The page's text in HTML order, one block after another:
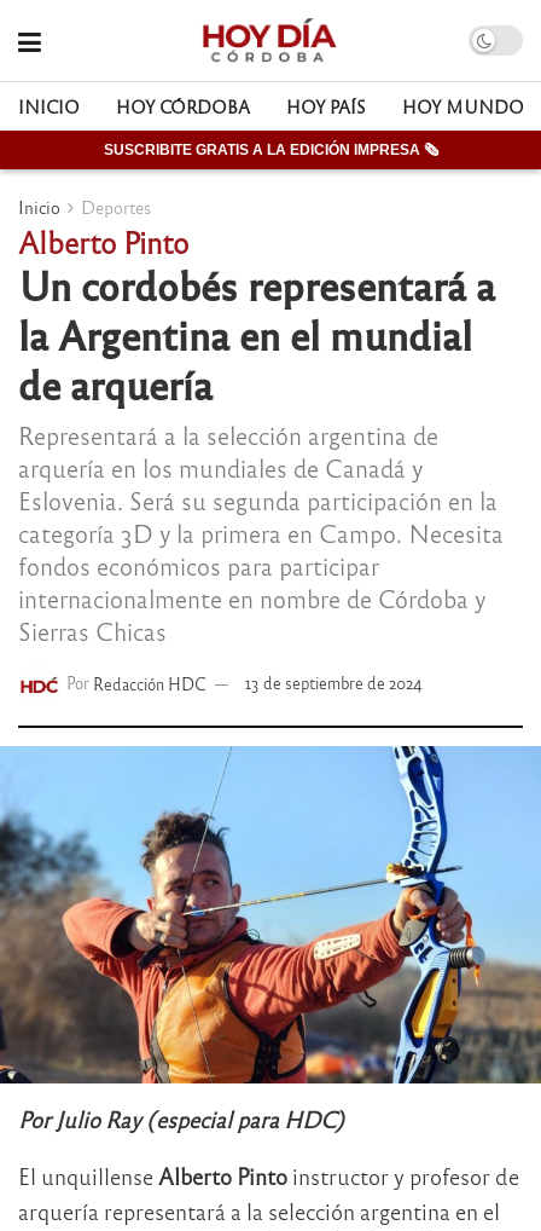
INICIO HOY CÓRDOBA HOY PAÍS HOY MUNDO
SUSCRIBITE GRATIS A LA EDICIÓN IMPRESA 🗞
Inicio Deportes
Alberto Pinto
Un cordobés representará a
la Argentina en el mundial
de arquería
Representará a la selección argentina de
arquería en los mundiales de Canadá y
Eslovenia. Será su segunda participación en la
categoría 3D y la primera en Campo. Necesita
fondos económicos para participar
internacionalmente en nombre de Córdoba y
Sierras Chicas
Por Redacción HDC 13 de septiembre de 2024
Por Julio Ray (especial para HDC)
El unquillense Alberto Pinto instructor y profesor de
arquería representará a la selección argentina en el